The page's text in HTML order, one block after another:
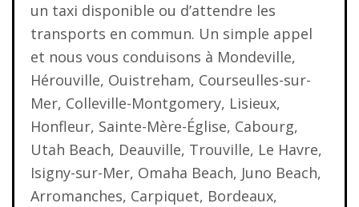
un taxi disponible ou d’attendre les
transports en commun. Un simple appel
et nous vous conduisons à Mondeville,
Hérouville, Ouistreham, Courseulles-sur-
Mer, Colleville-Montgomery, Lisieux,
Honfleur, Sainte-Mère-Église, Cabourg,
Utah Beach, Deauville, Trouville, Le Havre,
Isigny-sur-Mer, Omaha Beach, Juno Beach,
Arromanches, Carpiquet, Bordeaux,